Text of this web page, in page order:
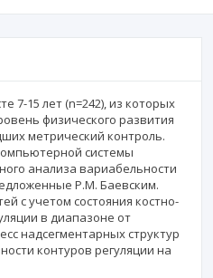
7-15 лет (n=242), из которых
физического развития
метрический контроль.
системы
анализа вариабельности
Р.М. Баевским.
с учетом состояния костно-
в диапазоне от
надсегментарных структур
контуров регуляции на